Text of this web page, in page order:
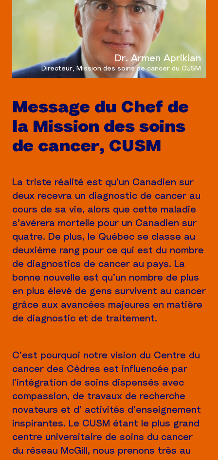
Dr. Armen Aprikian
Directeur, Mission des soins de cancer du CUSM
Message du Chef de
la Mission des soins
de cancer, CUSM
La triste réalité est qu’un Canadien sur
deux recevra un diagnostic de cancer au
cours de sa vie, alors que cette maladie
s’avérera mortelle pour un Canadien sur
quatre. De plus, le Québec se classe au
deuxième rang pour ce qui est du nombre
de diagnostics de cancer au pays. La
bonne nouvelle est qu’un nombre de plus
en plus élevé de gens survivent au cancer
grâce aux avancées majeures en matière
de diagnostic et de traitement.
C’est pourquoi notre vision du Centre du
cancer des Cèdres est influencée par
l’intégration de soins dispensés avec
compassion, de travaux de recherche
novateurs et d’ activités d’enseignement
inspirantes. Le CUSM étant le plus grand
centre universitaire de soins du cancer
du réseau McGill, nous prenons très au